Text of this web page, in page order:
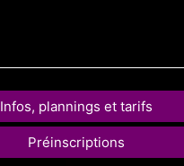
Infos, plannings et tarifs
Préinscriptions